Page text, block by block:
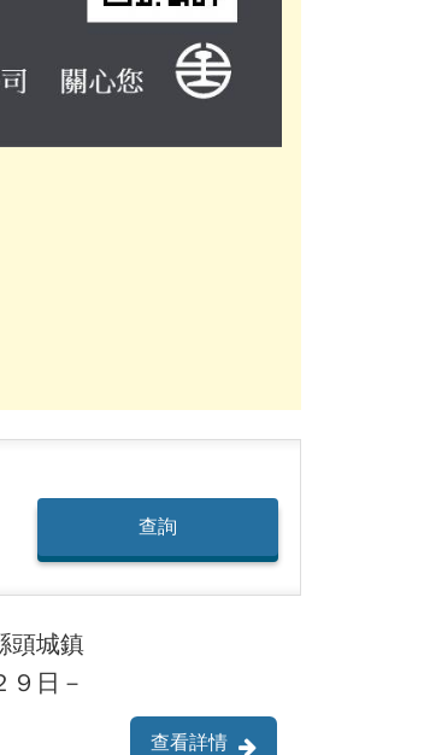
查詢
頭城鎮
９日－
查看詳情